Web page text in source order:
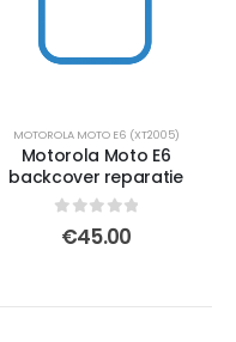
MOTOROLA MOTO E6 (XT2005)
Motorola Moto E6
backcover reparatie
out of 5
€45.00